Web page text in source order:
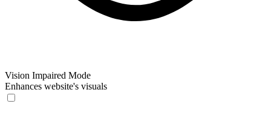
Vision Impaired Mode
Enhances website's visuals